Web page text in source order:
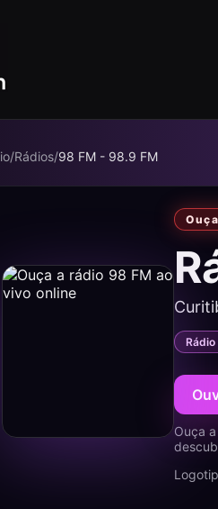
/Rádios/98 FM - 98.9 FM
Ouça